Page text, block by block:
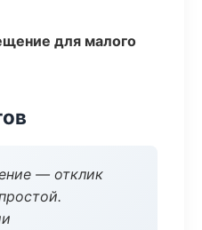
для малого
— отклик